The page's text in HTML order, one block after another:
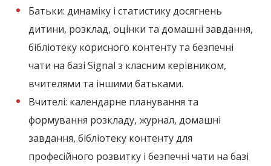
Батьки: динаміку і статистику досягнень
дитини, розклад, оцінки та домашні завдання,
бібліотеку корисного контенту та безпечні
чати на базі Signal з класним керівником,
вчителями та іншими батьками.
Вчителі: календарне планування та
формування розкладу, журнал, домашні
завдання, бібліотеку контенту для
професійного розвитку і безпечні чати на базі